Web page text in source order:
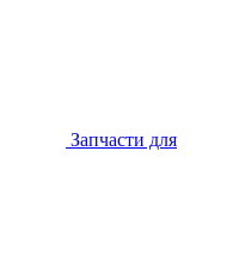
Запчасти для